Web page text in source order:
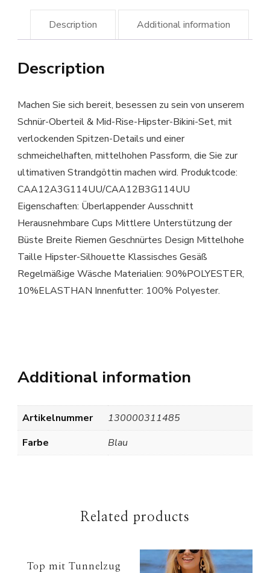
Description Additional information
Description
Machen Sie sich bereit, besessen zu sein von unserem
Schnür-Oberteil & Mid-Rise-Hipster-Bikini-Set, mit
verlockenden Spitzen-Details und einer
schmeichelhaften, mittelhohen Passform, die Sie zur
ultimativen Strandgöttin machen wird. Produktcode:
CAA12A3G114UU/CAA12B3G114UU
Eigenschaften: Überlappender Ausschnitt
Herausnehmbare Cups Mittlere Unterstützung der
Büste Breite Riemen Geschnürtes Design Mittelhohe
Taille Hipster-Silhouette Klassisches Gesäß
Regelmäßige Wäsche Materialien: 90%POLYESTER,
10%ELASTHAN Innenfutter: 100% Polyester.
Additional information
Artikelnummer
130000311485
Farbe
Blau
Related products
Top mit Tunnelzug